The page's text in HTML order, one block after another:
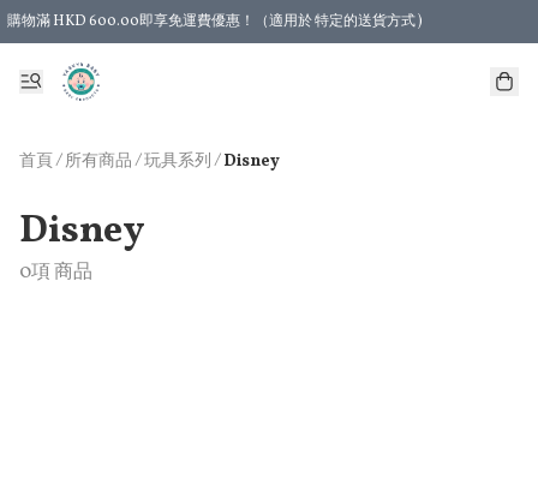
購物滿 HKD 600.00即享免運費優惠！（適用於 特定的送貨方式 )
首頁/ 所有商品 /玩具系列 / Disney
Disney
0項 商品